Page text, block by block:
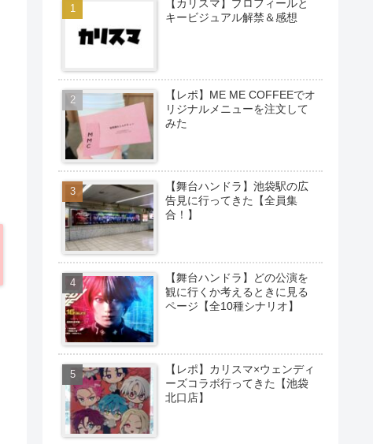
【カリスマ】プロフィールと
キービジュアル解禁＆感想
【レポ】ME ME COFFEEでオ
リジナルメニューを注文して
みた
【舞台ハンドラ】池袋駅の広
告見に行ってきた【全員集
合！】
【舞台ハンドラ】どの公演を
観に行くか考えるときに見る
ページ【全10種シナリオ】
【レポ】カリスマ×ウェンディ
ーズコラボ行ってきた【池袋
北口店】